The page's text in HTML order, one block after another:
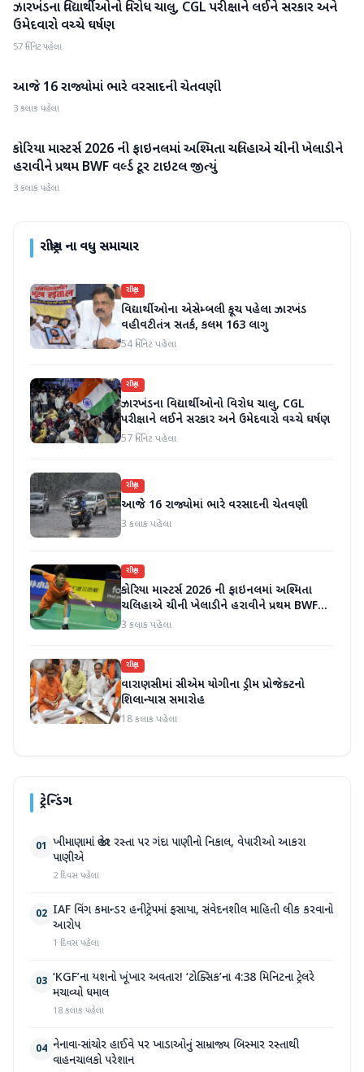
રાષ્ટ્રીય
ઝારખંડના વિદ્યાર્થીઓનો વિરોધ ચાલુ, CGL પરીક્ષાને લઈને સરકાર અને
ઉમેદવારો વચ્ચે ઘર્ષણ
57 મિનિટ પહેલા
રાષ્ટ્રીય
આજે 16 રાજ્યોમાં ભારે વરસાદની ચેતવણી
3 કલાક પહેલા
રાષ્ટ્રીય
કોરિયા માસ્ટર્સ 2026 ની ફાઇનલમાં અશ્મિતા ચલિહાએ ચીની ખેલાડીને
હરાવીને પ્રથમ BWF વર્લ્ડ ટૂર ટાઇટલ જીત્યું
3 કલાક પહેલા
રાષ્ટ્રીયના વધુ સમાચાર
રાષ્ટ્રીય
વિદ્યાર્થીઓના એસેમ્બલી કૂચ પહેલા ઝારખંડ
વહીવટીતંત્ર સતર્ક, કલમ 163 લાગુ
54 મિનિટ પહેલા
રાષ્ટ્રીય
ઝારખંડના વિદ્યાર્થીઓનો વિરોધ ચાલુ, CGL
પરીક્ષાને લઈને સરકાર અને ઉમેદવારો વચ્ચે ઘર્ષણ
57 મિનિટ પહેલા
રાષ્ટ્રીય
આજે 16 રાજ્યોમાં ભારે વરસાદની ચેતવણી
3 કલાક પહેલા
રાષ્ટ્રીય
કોરિયા માસ્ટર્સ 2026 ની ફાઇનલમાં અશ્મિતા
ચલિહાએ ચીની ખેલાડીને હરાવીને પ્રથમ BWF
વર્લ્ડ ટૂર ટાઇટલ જીત્યું
3 કલાક પહેલા
રાષ્ટ્રીય
વારાણસીમાં સીએમ યોગીના ડ્રીમ પ્રોજેક્ટનો
શિલાન્યાસ સમારોહ
18 કલાક પહેલા
ટ્રેન્ડિંગ
01 ખીમાણામાં જાહેર રસ્તા પર ગંદા પાણીનો નિકાલ, વેપારીઓ આકરા
પાણીએ
2 દિવસ પહેલા
02 IAF વિંગ કમાન્ડર હનીટ્રેપમાં ફસાયા, સંવેદનશીલ માહિતી લીક કરવાનો
આરોપ
1 દિવસ પહેલા
03 ‘KGF’ના યશનો ખૂંખાર અવતાર! ‘ટોક્સિક’ના 4:38 મિનિટના ટ્રેલરે
મચાવ્યો ધમાલ
18 કલાક પહેલા
04 નેનાવા-સાંચોર હાઈવે પર ખાડાઓનું સામ્રાજ્ય બિસ્માર રસ્તાથી
વાહનચાલકો પરેશાન